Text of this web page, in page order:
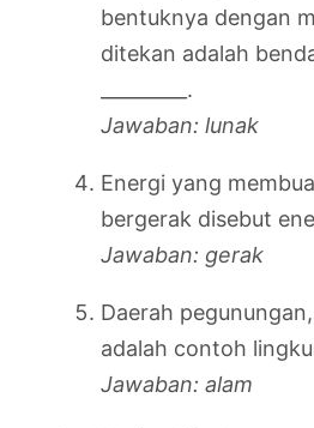
bentuknya dengan
ditekan adalah
_________.
Jawaban: lunak
Energi yang
bergerak disebut
Jawaban: gerak
Daerah
adalah contoh
Jawaban: alam